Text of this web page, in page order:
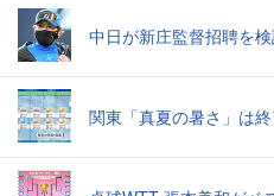
中日が新庄監督招聘を
関東「真夏の暑さ」は